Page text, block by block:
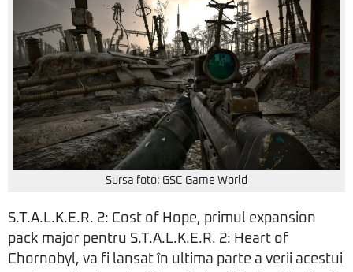
Sursa foto: GSC Game World
S.T.A.L.K.E.R. 2: Cost of Hope, primul expansion
pack major pentru S.T.A.L.K.E.R. 2: Heart of
Chornobyl, va fi lansat în ultima parte a verii acestui